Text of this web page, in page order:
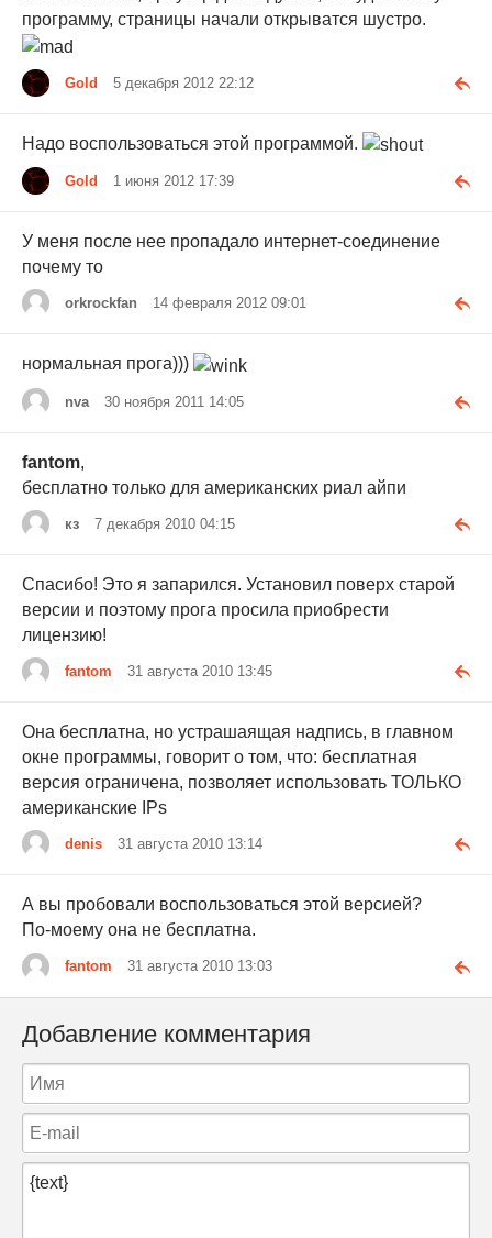
программу, страницы начали открыватся шустро.
Gold 5 декабря 2012 22:12
Надо воспользоваться этой программой.
Gold 1 июня 2012 17:39
У меня после нее пропадало интернет-соединение
почему то
orkrockfan 14 февраля 2012 09:01
нормальная прога)))
nva 30 ноября 2011 14:05
fantom,
бесплатно только для американских риал айпи
кз 7 декабря 2010 04:15
Спасибо! Это я запарился. Установил поверх старой
версии и поэтому прога просила приобрести
лицензию!
fantom 31 августа 2010 13:45
Она бесплатна, но устрашаящая надпись, в главном
окне программы, говорит о том, что: бесплатная
версия ограничена, позволяет использовать ТОЛЬКО
американские IPs
denis 31 августа 2010 13:14
А вы пробовали воспользоваться этой версией?
По-моему она не бесплатна.
fantom 31 августа 2010 13:03
Добавление комментария